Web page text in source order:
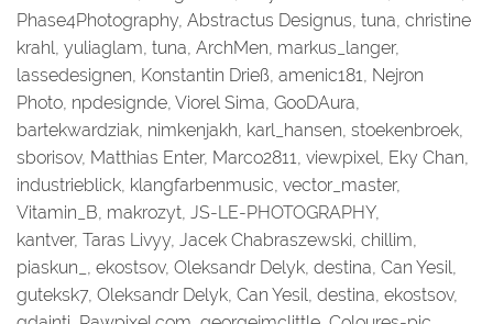
Phase4Photography, Abstractus Designus, tuna, christine
krahl, yuliaglam, tuna, ArchMen, markus_langer,
lassedesignen, Konstantin Drieß, amenic181, Nejron
Photo, npdesignde, Viorel Sima, GooDAura,
bartekwardziak, nimkenjakh, karl_hansen, stoekenbroek,
sborisov, Matthias Enter, Marco2811, viewpixel, Eky Chan,
industrieblick, klangfarbenmusic, vector_master,
Vitamin_B, makrozyt, JS-LE-PHOTOGRAPHY,
kantver, Taras Livyy, Jacek Chabraszewski, chillim,
piaskun_, ekostsov, Oleksandr Delyk, destina, Can Yesil,
guteksk7, Oleksandr Delyk, Can Yesil, destina, ekostsov,